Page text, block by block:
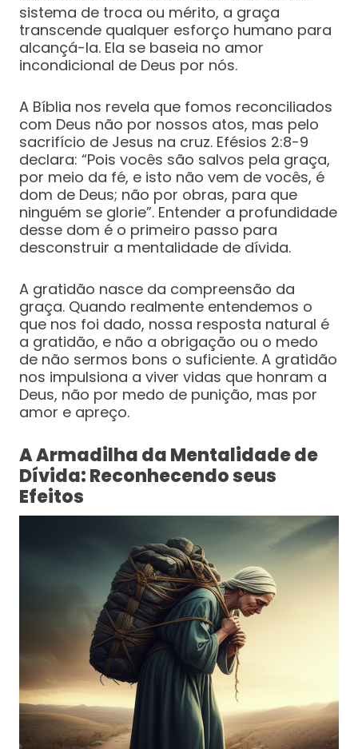
sistema de troca ou mérito, a graça
transcende qualquer esforço humano para
alcançá-la. Ela se baseia no amor
incondicional de Deus por nós.
A Bíblia nos revela que fomos reconciliados
com Deus não por nossos atos, mas pelo
sacrifício de Jesus na cruz. Efésios 2:8-9
declara: “Pois vocês são salvos pela graça,
por meio da fé, e isto não vem de vocês, é
dom de Deus; não por obras, para que
ninguém se glorie”. Entender a profundidade
desse dom é o primeiro passo para
desconstruir a mentalidade de dívida.
A gratidão nasce da compreensão da
graça. Quando realmente entendemos o
que nos foi dado, nossa resposta natural é
a gratidão, e não a obrigação ou o medo
de não sermos bons o suficiente. A gratidão
nos impulsiona a viver vidas que honram a
Deus, não por medo de punição, mas por
amor e apreço.
A Armadilha da Mentalidade de
Dívida: Reconhecendo seus
Efeitos